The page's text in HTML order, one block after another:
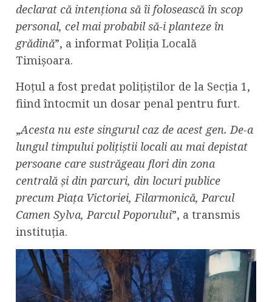
declarat că intenționa să îi folosească în scop
personal, cel mai probabil să-i planteze în
grădină”, a informat Poliția Locală
Timișoara.
Hoțul a fost predat polițiștilor de la Secția 1,
fiind întocmit un dosar penal pentru furt.
„Acesta nu este singurul caz de acest gen. De-a
lungul timpului polițiștii locali au mai depistat
persoane care sustrăgeau flori din zona
centrală și din parcuri, din locuri publice
precum Piața Victoriei, Filarmonică, Parcul
Camen Sylva, Parcul Poporului”, a transmis
instituția.